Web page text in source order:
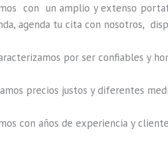
con un amplio y extenso
agenda tu cita con nosotros,
por ser confiables y
precios justos y diferentes
con años de experiencia y